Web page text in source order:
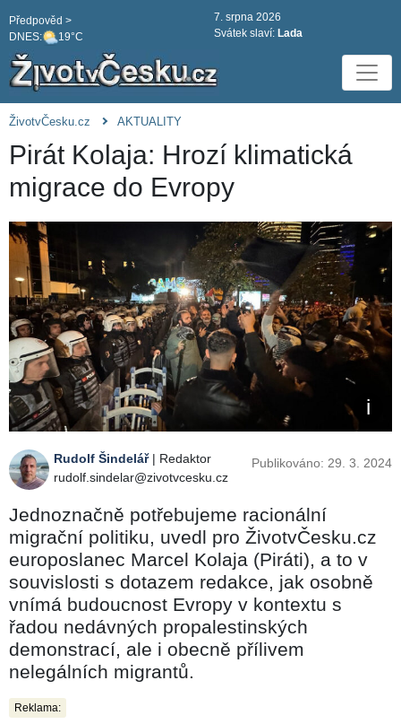
DNES: 19°C
Předpověd >
7. srpna 2026
Svátek slaví: Lada
ŽivotvČesku.cz AKTUALITY
Pirát Kolaja: Hrozí klimatická
migrace do Evropy
Rudolf Šindelář| Redaktor
rudolf.sindelar@zivotvcesku.cz
Publikováno: 29. 3. 2024
Jednoznačně potřebujeme racionální
migrační politiku, uvedl pro ŽivotvČesku.cz
europoslanec Marcel Kolaja (Piráti), a to v
souvislosti s dotazem redakce, jak osobně
vnímá budoucnost Evropy v kontextu s
řadou nedávných propalestinských
demonstrací, ale i obecně přílivem
nelegálních migrantů.
Reklama: